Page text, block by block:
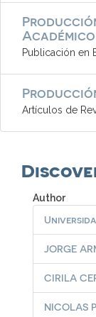
Académico
Publicación en
Artículos de
Author
JORGE
CIRILA
NICOLAS